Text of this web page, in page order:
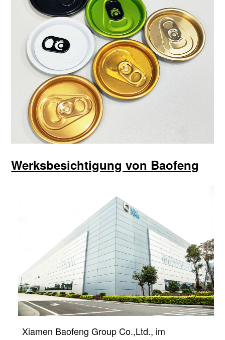
Werksbesichtigung von Baofeng
Xiamen Baofeng Group Co.,Ltd., im